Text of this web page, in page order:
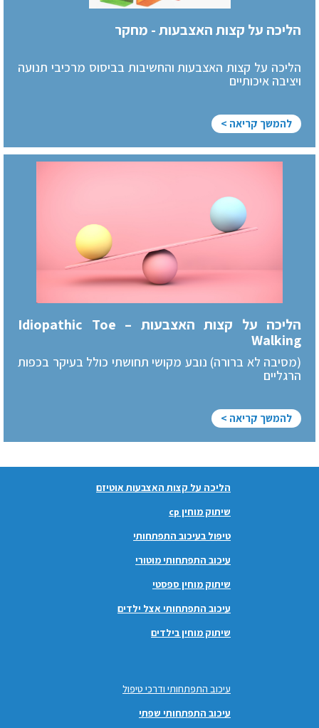
הליכה על קצות האצבעות - מחקר
הליכה על קצות האצבעות והחשיבות בביסוס מרכיבי תנועה
ויציבה איכותיים
להמשך קריאה >
הליכה על קצות האצבעות – Idiopathic Toe
Walking
(מסיבה לא ברורה) נובע מקושי תחושתי כולל בעיקר בכפות
הרגליים
להמשך קריאה >
הליכה על קצות האצבעות אוטיזם
שיתוק מוחין cp
טיפול בעיכוב התפתחותי
עיכוב התפתחותי מוטורי
שיתוק מוחין ספסטי
עיכוב התפתחותי אצל ילדים
שיתוק מוחין בילדים
עיכוב התפתחותי ודרכי טיפול
עיכוב התפתחותי שפתי